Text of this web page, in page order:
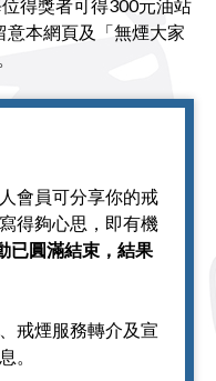
得獎者可得300元油站
本網頁及「無煙大家
會員可分享你的戒
得夠心思，即有機
已圓滿結束，結果
戒煙服務轉介及宣
。